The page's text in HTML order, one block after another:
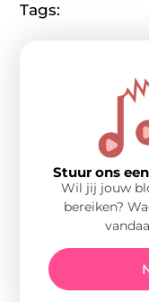
Tags:
Stuur ons
Wil jij jouw
bereiken?